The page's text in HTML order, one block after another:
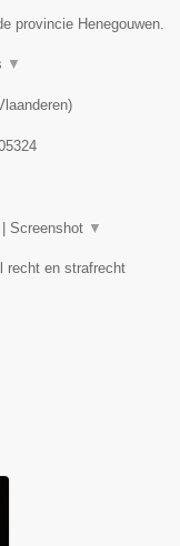
provincie Henegouwen.
▼
)
Screenshot ▼
recht en strafrecht